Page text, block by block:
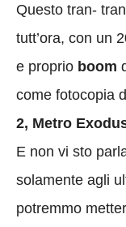
Questo tran-
tutt’ora, con un
e proprio boom
come fotocopia
2, Metro
E non vi sto
solamente agli
potremmo